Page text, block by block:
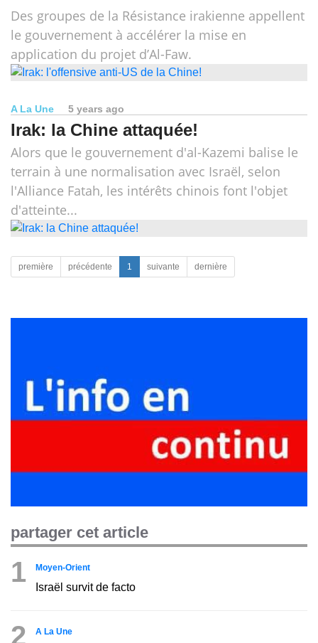
Des groupes de la Résistance irakienne appellent
le gouvernement à accélérer la mise en
application du projet d’Al-Faw.
A La Une 5 years ago
Irak: la Chine attaquée!
Alors que le gouvernement d'al-Kazemi balise le
terrain à une normalisation avec Israël, selon
l'Alliance Fatah, les intérêts chinois font l'objet
d'atteinte...
première précédente 1 suivante dernière
partager cet article
1 Moyen-Orient
Israël survit de facto
2 A La Une